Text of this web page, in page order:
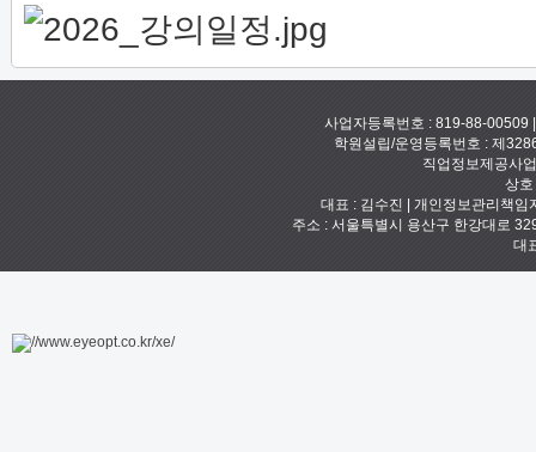
사업자등록번호 : 819-88-00509
학원설립/운영등록번호 : 제
직업정보제공사
상
대표 : 김수진 | 개인정보관리책
주소 : 서울특별시 용산구 한강대로
대